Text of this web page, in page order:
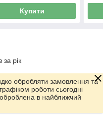
Купити
за рік
- Воскресенье
обробляти замовлення та
роботи сьогодні
в найближчий